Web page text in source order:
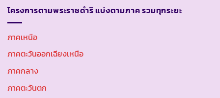
โครงการตามพระราชดำริ แบ่งตามภาค รวมทุกระยะ
ภาคเหนือ
ภาคตะวันออกเฉียงเหนือ
ภาคกลาง
ภาคตะวันตก